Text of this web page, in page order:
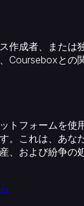
作成者、または
Courseboxとの
トフォームを使
。これは、あな
、および紛争の